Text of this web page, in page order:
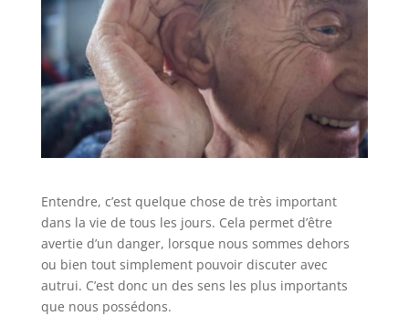
Entendre, c’est quelque chose de très important
dans la vie de tous les jours. Cela permet d’être
avertie d’un danger, lorsque nous sommes dehors
ou bien tout simplement pouvoir discuter avec
autrui. C’est donc un des sens les plus importants
que nous possédons.